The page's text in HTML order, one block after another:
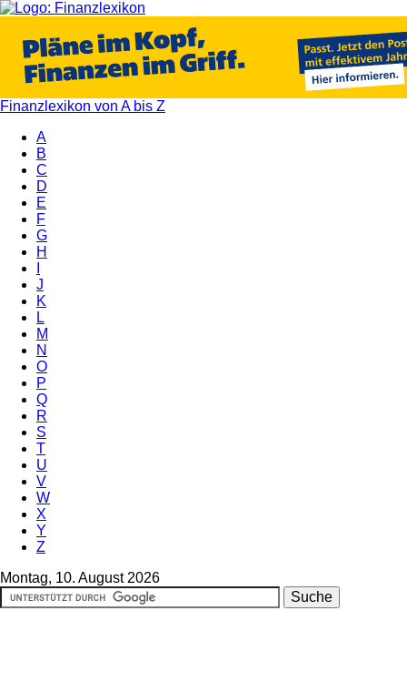
Finanzlexikon von A bis Z
A
B
C
D
E
F
G
H
J
K
L
M
N
O
P
Q
R
S
T
U
V
W
X
Y
Z
Montag, 10. August 2026